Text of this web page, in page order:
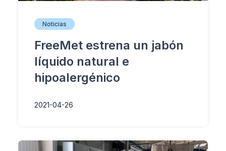
Noticias
FreeMet estrena un jabón
líquido natural e
hipoalergénico
2021-04-26